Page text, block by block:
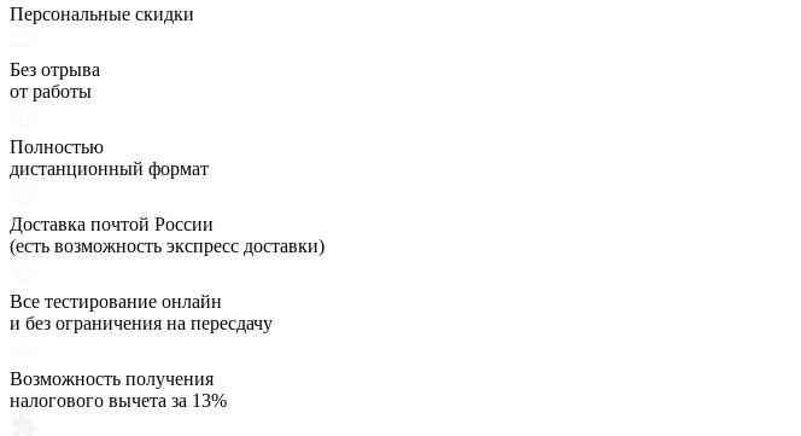
Персональные скидки
Без отрыва
от работы
Полностью
дистанционный формат
Доставка почтой России
(есть возможность экспресс доставки)
Все тестирование онлайн
и без ограничения на пересдачу
Возможность получения
налогового вычета за 13%